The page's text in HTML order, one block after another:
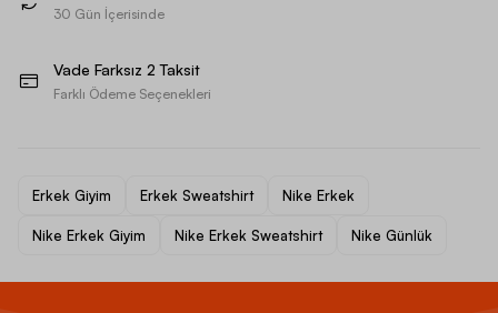
30 Gün İçerisinde
Vade Farksız 2 Taksit
Farklı Ödeme Seçenekleri
Erkek Giyim Erkek Sweatshirt Nike Erkek
Nike Erkek Giyim Nike Erkek Sweatshirt Nike Günlük